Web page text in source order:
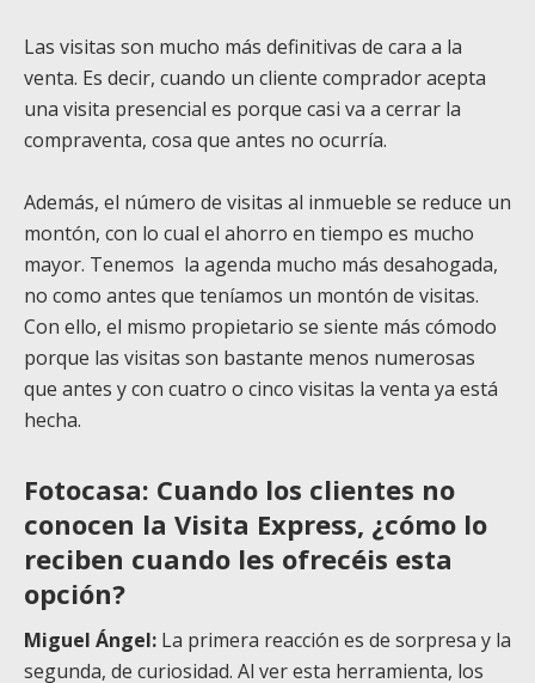
Las visitas son mucho más definitivas de cara a la
venta. Es decir, cuando un cliente comprador acepta
una visita presencial es porque casi va a cerrar la
compraventa, cosa que antes no ocurría.
Además, el número de visitas al inmueble se reduce un
montón, con lo cual el ahorro en tiempo es mucho
mayor. Tenemos la agenda mucho más desahogada,
no como antes que teníamos un montón de visitas.
Con ello, el mismo propietario se siente más cómodo
porque las visitas son bastante menos numerosas
que antes y con cuatro o cinco visitas la venta ya está
hecha.
Fotocasa: Cuando los clientes no
conocen la Visita Express, ¿cómo lo
reciben cuando les ofrecéis esta
opción?
Miguel Ángel: La primera reacción es de sorpresa y la
segunda, de curiosidad. Al ver esta herramienta, los